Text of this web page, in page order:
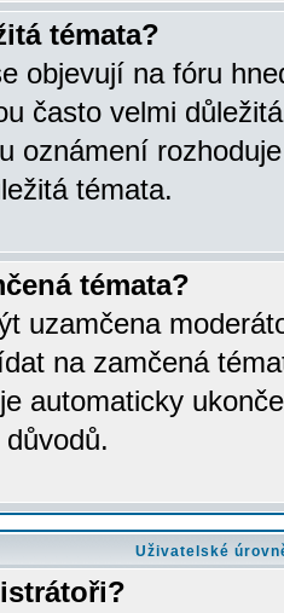
témata?
objevují na fóru
často velmi
oznámení
témata.
témata?
uzamčena
na zamčená
automaticky
Uživatelské